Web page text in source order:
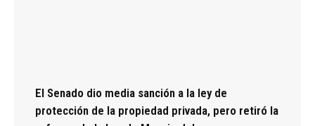
El Senado dio media sanción a la ley de
protección de la propiedad privada, pero retiró la